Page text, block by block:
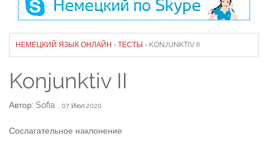
НЕМЕЦКИЙ ЯЗЫК ОНЛАЙН › ТЕСТЫ › KONJUNKTIV II
Konjunktiv II
Автор: Sofia , 07 Июл 2020
Сослагательное наклонение